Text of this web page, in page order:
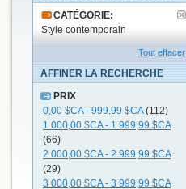
CATÉGORIE:
Style contemporain
Tout effacer
AFFINER LA RECHERCHE
PRIX
0,00 $CA- 999,99 $CA(112)
1 000,00 $CA- 1 999,99 $CA
(66)
2 000,00 $CA- 2 999,99 $CA
(29)
3 000,00 $CA- 3 999,99 $CA